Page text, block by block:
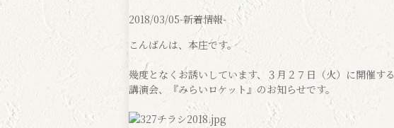
2018/03/05-新着情報-
こんばんは、本庄です。
幾度となくお誘いしています、３月２７日（火）に開催する
講演会、『みらいロケット』のお知らせです。